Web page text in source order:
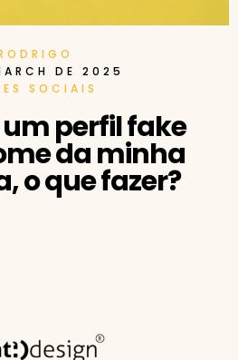
DE 2025
SOCIAIS
perfil fake
da minha
o que fazer?